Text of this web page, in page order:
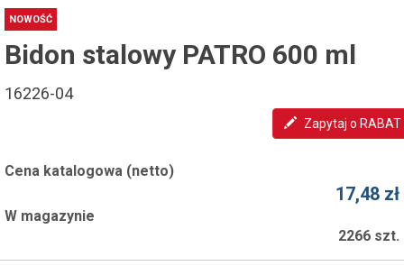
NOWOŚĆ
Bidon stalowy PATRO 600 ml
16226-04
Zapytaj o RABAT
Cena katalogowa (netto)
17,48 zł
W magazynie
2266 szt.